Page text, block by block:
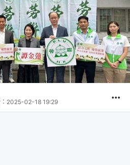
2025-02-18 19:29